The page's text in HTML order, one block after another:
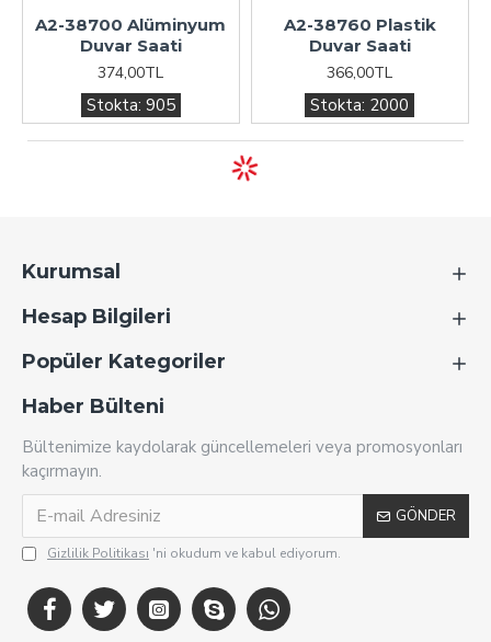
Stokta: 905
A2-38700 Alüminyum
Duvar Saati
374,00TL
Stokta: 2000
A2-38760 Plastik
Duvar Saati
366,00TL
Kurumsal
Hesap Bilgileri
Popüler Kategoriler
Haber Bülteni
Bültenimize kaydolarak güncellemeleri veya promosyonları
kaçırmayın.
GÖNDER
Gizlilik Politikası 'ni okudum ve kabul ediyorum.